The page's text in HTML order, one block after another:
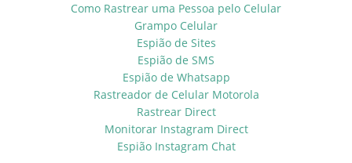
Como Rastrear uma Pessoa pelo Celular
Grampo Celular
Espião de Sites
Espião de SMS
Espião de Whatsapp
Rastreador de Celular Motorola
Rastrear Direct
Monitorar Instagram Direct
Espião Instagram Chat